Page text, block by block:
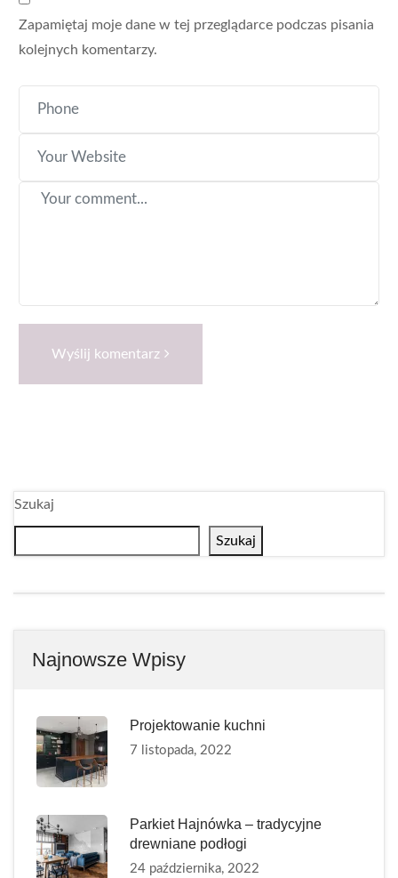
Zapamiętaj moje dane w tej przeglądarce podczas pisania
kolejnych komentarzy.
Wyślij komentarz
Szukaj
Szukaj
Najnowsze Wpisy
Projektowanie kuchni
7 listopada, 2022
Parkiet Hajnówka – tradycyjne
drewniane podłogi
24 października, 2022